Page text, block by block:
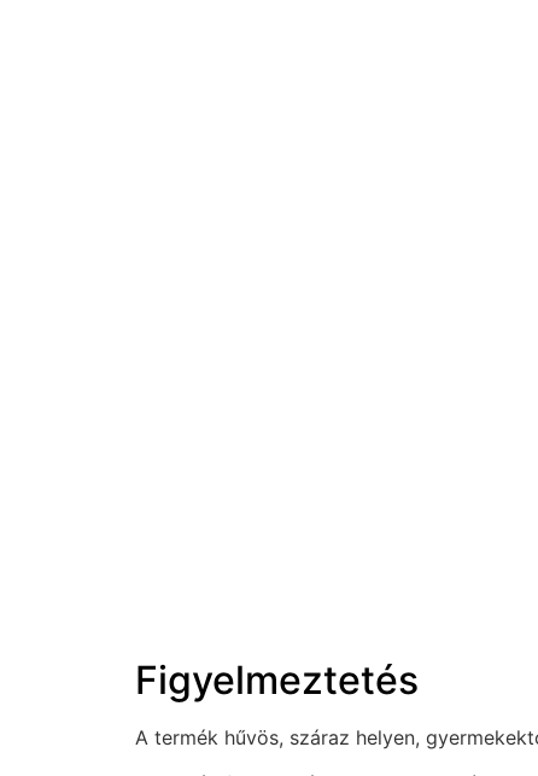
Figyelmeztetés
A termék hűvös, száraz helyen,